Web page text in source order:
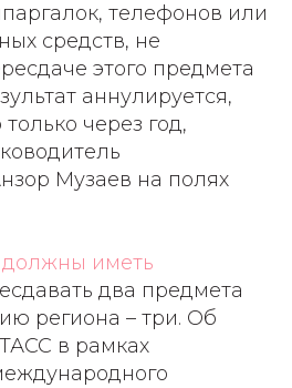
телефонов или
средств, не
этого предмета
аннулируется,
через год,
Музаев на полях
должны иметь
два предмета
региона – три. Об
в рамках